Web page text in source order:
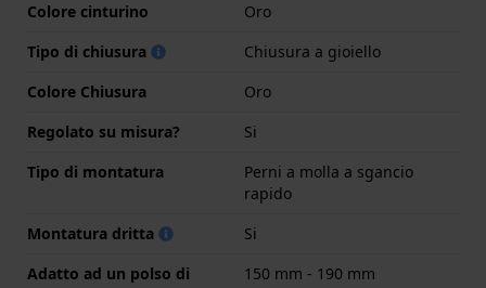
Colore cinturino
Oro
Tipo di chiusura
Chiusura a gioiello
Colore Chiusura
Oro
Regolato su misura?
Si
Tipo di montatura
Perni a molla a sgancio
rapido
Montatura dritta
Si
Adatto ad un polso di
150 mm - 190 mm